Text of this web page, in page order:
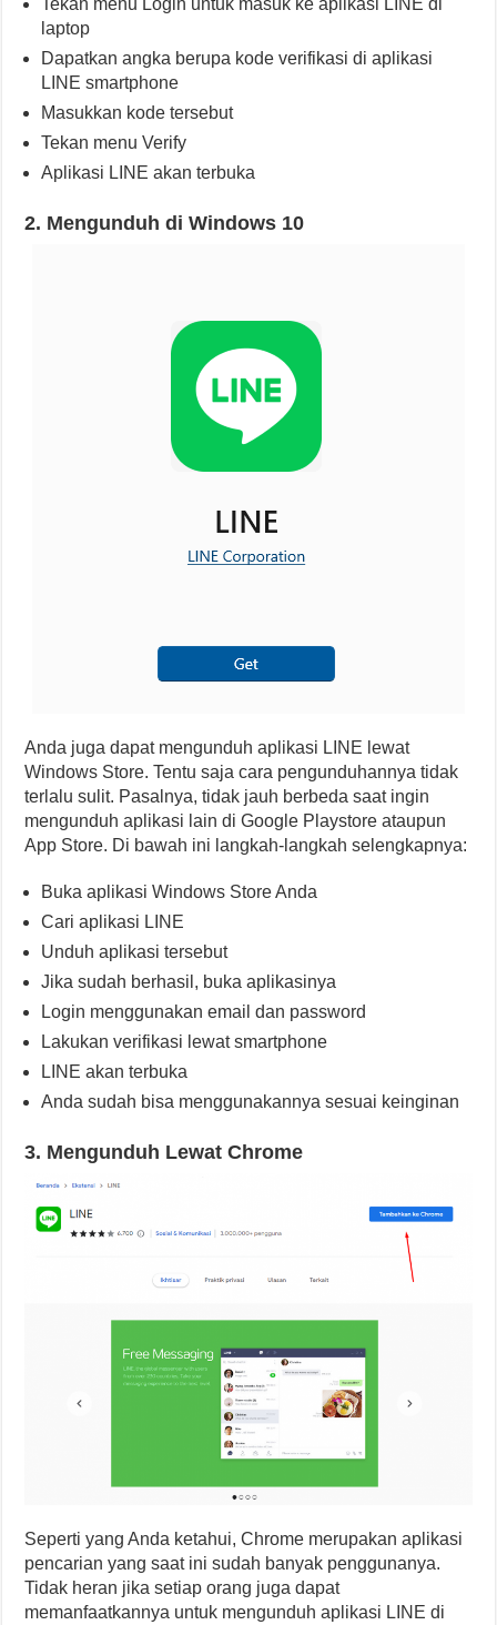
laptop
Dapatkan angka berupa kode verifikasi di aplikasi
LINE smartphone
Masukkan kode tersebut
Tekan menu Verify
Aplikasi LINE akan terbuka
2. Mengunduh di Windows 10
Anda juga dapat mengunduh aplikasi LINE lewat
Windows Store. Tentu saja cara pengunduhannya tidak
terlalu sulit. Pasalnya, tidak jauh berbeda saat ingin
mengunduh aplikasi lain di Google Playstore ataupun
App Store. Di bawah ini langkah-langkah selengkapnya:
Buka aplikasi Windows Store Anda
Cari aplikasi LINE
Unduh aplikasi tersebut
Jika sudah berhasil, buka aplikasinya
Login menggunakan email dan password
Lakukan verifikasi lewat smartphone
LINE akan terbuka
Anda sudah bisa menggunakannya sesuai keinginan
3. Mengunduh Lewat Chrome
Seperti yang Anda ketahui, Chrome merupakan aplikasi
pencarian yang saat ini sudah banyak penggunanya.
Tidak heran jika setiap orang juga dapat
memanfaatkannya untuk mengunduh aplikasi LINE di